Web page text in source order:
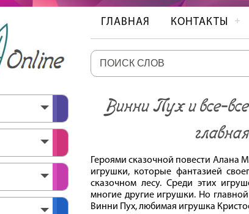
ГЛАВНАЯ КОНТАКТЫ
Винни Пух и
Героями сказочной повести Алана
игрушки, которые фантазией
сказочном лесу. Среди этих
многие другие игрушки. Но
Винни Пух, любимая игрушка